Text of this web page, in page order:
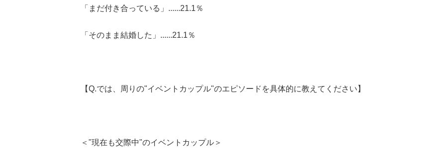
「まだ付き合っている」......21.1％
「そのまま結婚した」......21.1％
【Q.では、周りの"イベントカップル"のエピソードを具体的に教えてください】
＜"現在も交際中"のイベントカップル＞